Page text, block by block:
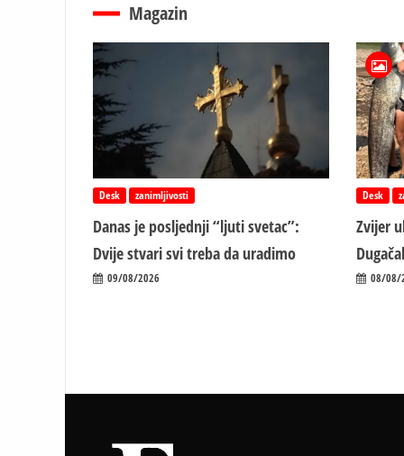
Magazin
Desk zanimljivosti
Danas je posljednji “ljuti svetac”:
Dvije stvari svi treba da uradimo
09/08/2026
Desk
Zvijer
08/08/